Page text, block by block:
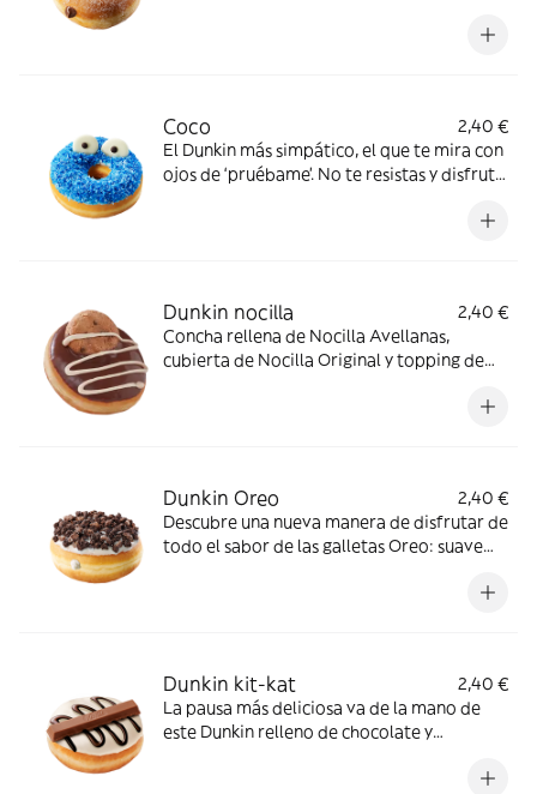
Coco
2,40 €
El Dunkin más simpático, el que te mira con
ojos de ‘pruébame’. No te resistas y disfruta
Dunkin nocilla
2,40 €
Concha rellena de Nocilla Avellanas,
cubierta de Nocilla Original y topping de
Dunkin Oreo
2,40 €
Descubre una nueva manera de disfrutar de
todo el sabor de las galletas Oreo: suave
Dunkin kit-kat
2,40 €
La pausa más deliciosa va de la mano de
este Dunkin relleno de chocolate y